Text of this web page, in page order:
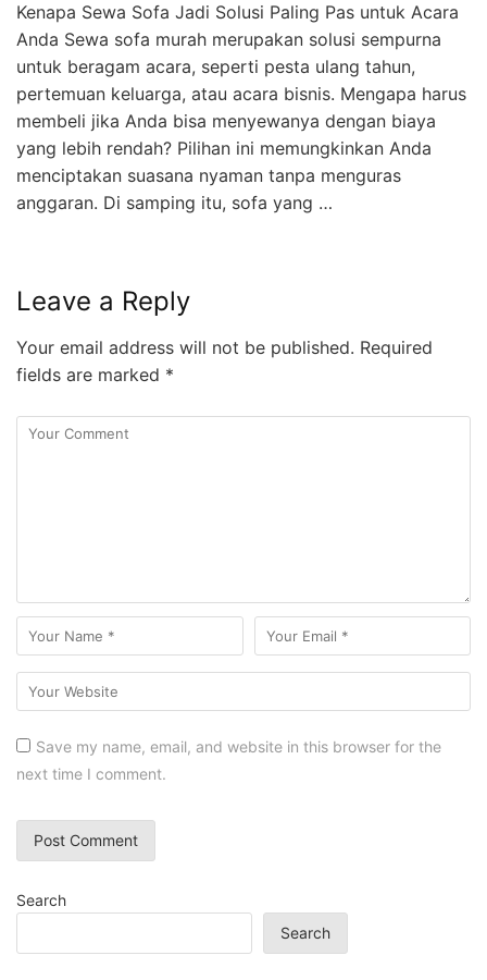
Kenapa Sewa Sofa Jadi Solusi Paling Pas untuk Acara
Anda Sewa sofa murah merupakan solusi sempurna
untuk beragam acara, seperti pesta ulang tahun,
pertemuan keluarga, atau acara bisnis. Mengapa harus
membeli jika Anda bisa menyewanya dengan biaya
yang lebih rendah? Pilihan ini memungkinkan Anda
menciptakan suasana nyaman tanpa menguras
anggaran. Di samping itu, sofa yang …
Leave a Reply
Your email address will not be published. Required
fields are marked *
Save my name, email, and website in this browser for the
next time I comment.
Search
Search